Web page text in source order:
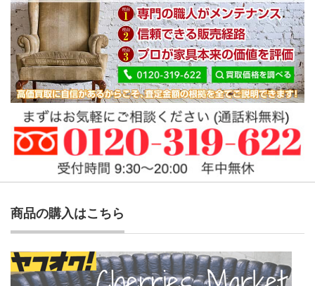
商品の購入はこちら